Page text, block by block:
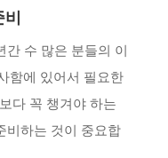
비
수 많은 분들의 이
함에 있어서 필요한
다 꼭 챙겨야 하는
비하는 것이 중요합